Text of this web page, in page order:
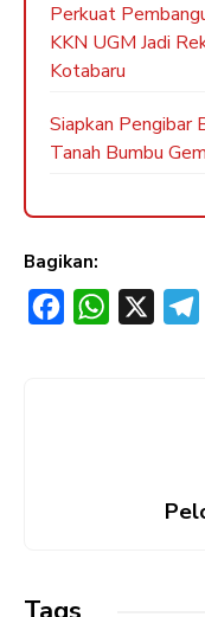
Perkuat
KKN UGM Jadi
Kotabaru
Siapkan Pengibar
Tanah Bumbu
Bagikan:
W